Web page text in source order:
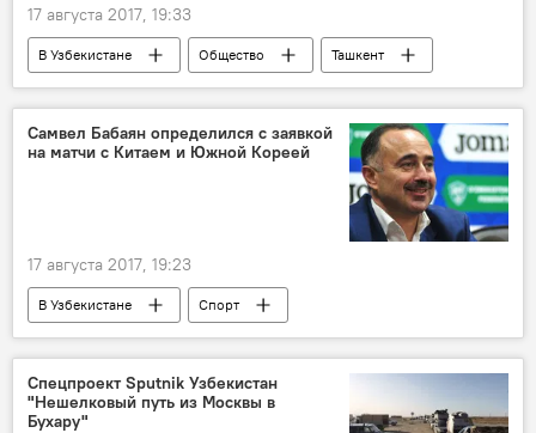
17 августа 2017, 19:33
В Узбекистане Общество
Ташкент
МВД Узбекистана
Самвел Бабаян определился с заявкой
на матчи с Китаем и Южной Кореей
17 августа 2017, 19:23
В Узбекистане
Спорт
Южная Корея
Китай
Самвел Бабаян
Федерации футбола Узбекистана
Спецпроект Sputnik Узбекистан
"Нешелковый путь из Москвы в
Бухару"